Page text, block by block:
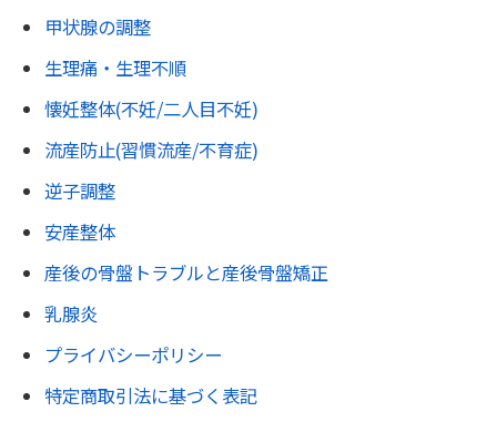
甲状腺の調整
生理痛・生理不順
懐妊整体(不妊/二人目不妊)
流産防止(習慣流産/不育症)
逆子調整
安産整体
産後の骨盤トラブルと産後骨盤矯正
乳腺炎
プライバシーポリシー
特定商取引法に基づく表記